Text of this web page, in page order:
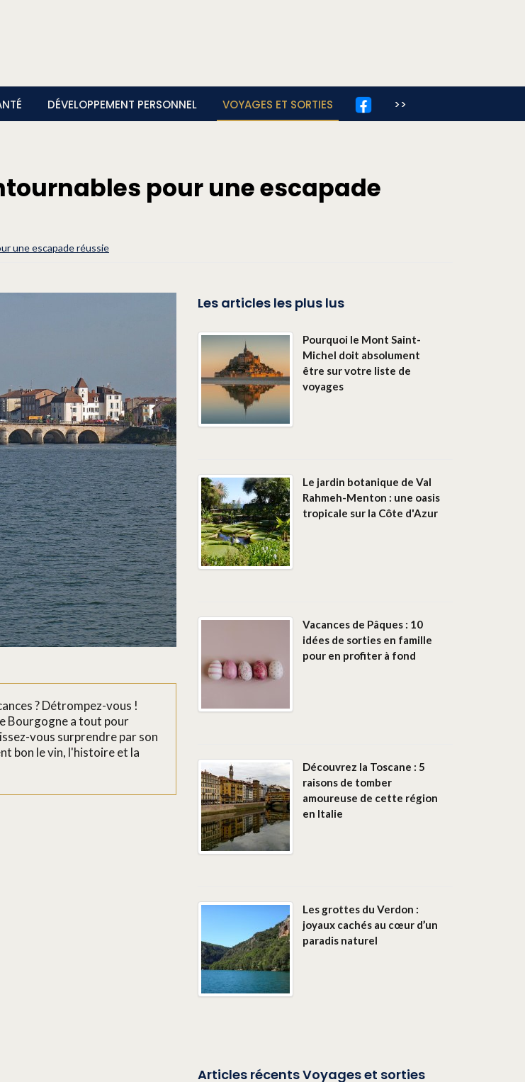
DÉVELOPPEMENT PERSONNEL VOYAGES ET SORTIES >>
pour une escapade
une escapade réussie
? Détrompez-vous !
Bourgogne a tout pour
vous surprendre par son
bon le vin, l'histoire et la
Les articles les plus lus
Pourquoi le Mont Saint-
Michel doit absolument
être sur votre liste de
voyages
Le jardin botanique de Val
Rahmeh-Menton : une oasis
tropicale sur la Côte d'Azur
Vacances de Pâques : 10
idées de sorties en famille
pour en profiter à fond
Découvrez la Toscane : 5
raisons de tomber
amoureuse de cette région
en Italie
Les grottes du Verdon :
joyaux cachés au cœur d’un
paradis naturel
Articles récents Voyages et sorties